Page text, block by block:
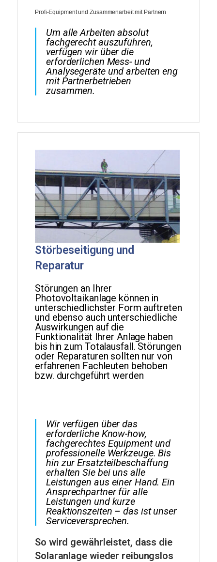
Profi-Equipment und Zusammenarbeit mit Partnern
Um alle Arbeiten absolut
fachgerecht auszuführen,
verfügen wir über die
erforderlichen Mess- und
Analysegeräte und arbeiten eng
mit Partnerbetrieben
zusammen.
Störbeseitigung und
Reparatur
Störungen an Ihrer
Photovoltaikanlage können in
unterschiedlichster Form auftreten
und ebenso auch unterschiedliche
Auswirkungen auf die
Funktionalität Ihrer Anlage haben
bis hin zum Totalausfall. Störungen
oder Reparaturen sollten nur von
erfahrenen Fachleuten behoben
bzw. durchgeführt werden
Wir verfügen über das
erforderliche Know-how,
fachgerechtes Equipment und
professionelle Werkzeuge. Bis
hin zur Ersatzteilbeschaffung
erhalten Sie bei uns alle
Leistungen aus einer Hand. Ein
Ansprechpartner für alle
Leistungen und kurze
Reaktionszeiten – das ist unser
Serviceversprechen.
So wird gewährleistet, dass die
Solaranlage wieder reibungslos